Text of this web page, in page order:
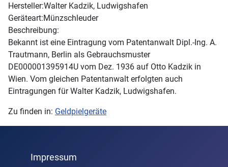
Hersteller:Walter Kadzik, Ludwigshafen
Geräteart:Münzschleuder
Beschreibung:
Bekannt ist eine Eintragung vom Patentanwalt Dipl.-Ing. A.
Trautmann, Berlin als Gebrauchsmuster
DE000001395914U vom Dez. 1936 auf Otto Kadzik in
Wien. Vom gleichen Patentanwalt erfolgten auch
Eintragungen für Walter Kadzik, Ludwigshafen.
Zu finden in: Geldpielgeräte
Impressum